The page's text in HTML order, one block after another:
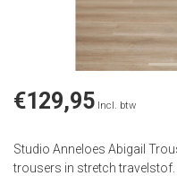
€129,95 Incl. btw
Studio Anneloes Abigail
trousers in stretch